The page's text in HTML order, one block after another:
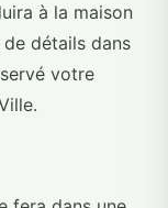
à la maison
détails dans
votre